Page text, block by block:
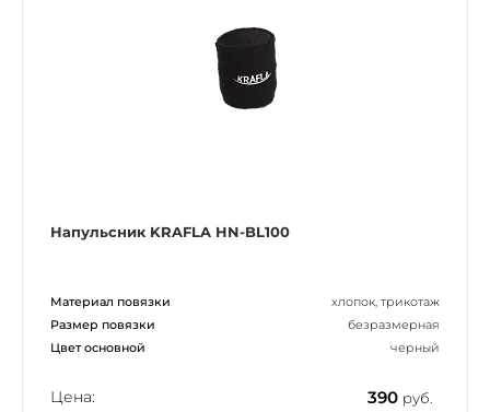
Напульсник KRAFLA HN-BL100
Материал повязки
хлопок, трикотаж
Размер повязки
безразмерная
Цвет основной
черный
Цена: 390 руб.